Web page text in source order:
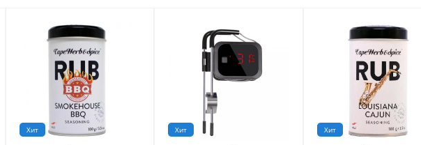
Хит Хит Хит